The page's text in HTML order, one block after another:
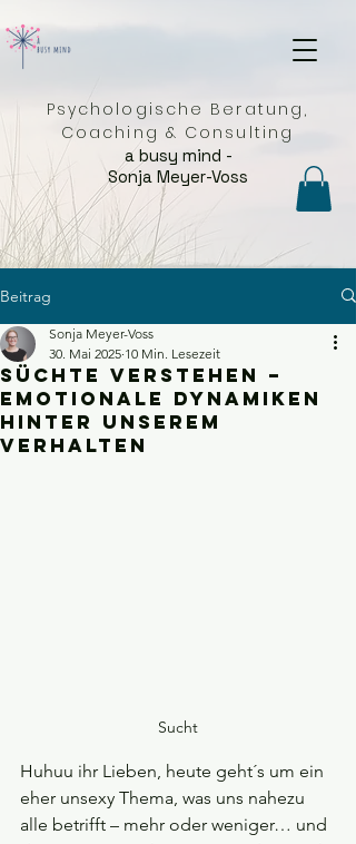
a busy mind -
Sonja Meyer-Voss
Psychologische Beratung,
Coaching & Consulting
Beitrag
Süchte verstehen –
emotionale Dynamiken
hinter unserem
Verhalten
Sonja Meyer-Voss
30. Mai 2025 10 Min. Lesezeit
Sucht
Huhuu ihr Lieben, heute geht´s um ein
eher unsexy Thema, was uns nahezu
alle betrifft – mehr oder weniger… und